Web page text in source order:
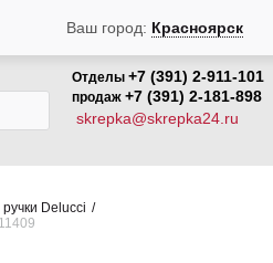
Ваш город: Красноярск
Отделы +7 (391) 2-911-101
продаж +7 (391) 2-181-898
skrepka@skrepka24.ru
Delucci